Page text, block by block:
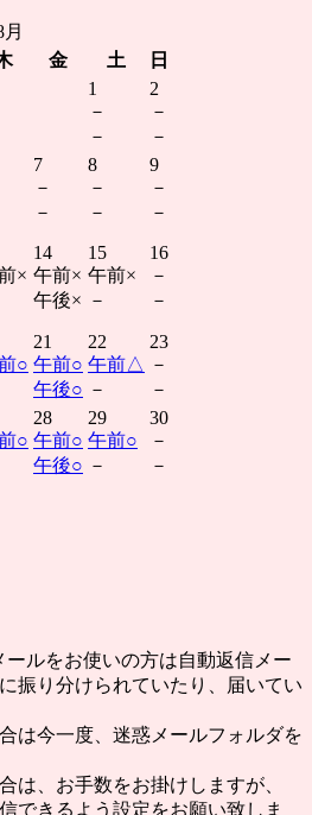
金 土
日
1
－
－
2
－
－
7
－
－
8
－
－
9
－
－
×
14
午前×
午後×
15
午前×
－
16
－
－
○
21
午前○
午後○
22
午前△
－
23
－
－
○
28
午前○
午後○
29
午前○
－
30
－
－
ルをお使いの方は自動返信メー
振り分けられていたり、届いてい
は今一度、迷惑メールフォルダを
は、お手数をお掛けしますが、
信できるよう設定をお願い致しま